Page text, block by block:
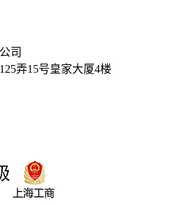
司
弄15号皇家大厦4楼